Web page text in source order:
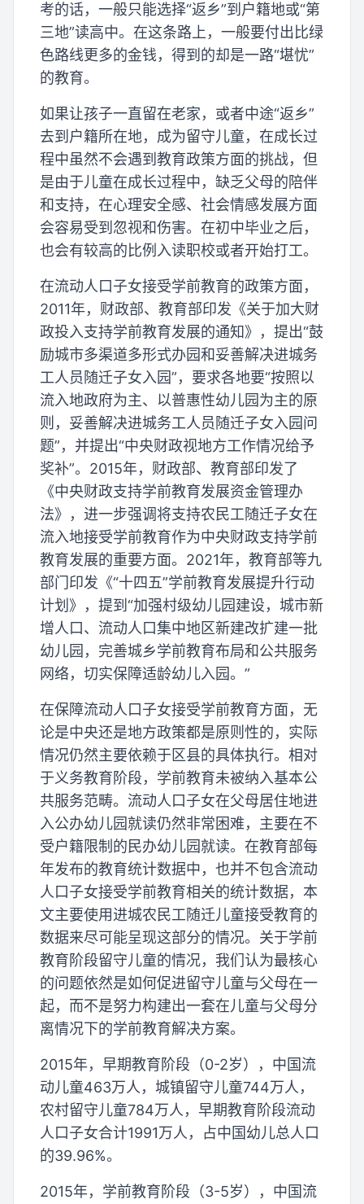
考的话，一般只能选择“返乡”到户籍地或“第
三地”读高中。在这条路上，一般要付出比绿
色路线更多的金钱，得到的却是一路“堪忧”
的教育。
如果让孩子一直留在老家，或者中途“返乡”
去到户籍所在地，成为留守儿童，在成长过
程中虽然不会遇到教育政策方面的挑战，但
是由于儿童在成长过程中，缺乏父母的陪伴
和支持，在心理安全感、社会情感发展方面
会容易受到忽视和伤害。在初中毕业之后，
也会有较高的比例入读职校或者开始打工。
在流动人口子女接受学前教育的政策方面，
2011年，财政部、教育部印发《关于加大财
政投入支持学前教育发展的通知》，提出“鼓
励城市多渠道多形式办园和妥善解决进城务
工人员随迁子女入园”，要求各地要“按照以
流入地政府为主、以普惠性幼儿园为主的原
则，妥善解决进城务工人员随迁子女入园问
题”，并提出“中央财政视地方工作情况给予
奖补”。2015年，财政部、教育部印发了
《中央财政支持学前教育发展资金管理办
法》，进一步强调将支持农民工随迁子女在
流入地接受学前教育作为中央财政支持学前
教育发展的重要方面。2021年，教育部等九
部门印发《“十四五”学前教育发展提升行动
计划》，提到“加强村级幼儿园建设，城市新
增人口、流动人口集中地区新建改扩建一批
幼儿园，完善城乡学前教育布局和公共服务
网络，切实保障适龄幼儿入园。”
在保障流动人口子女接受学前教育方面，无
论是中央还是地方政策都是原则性的，实际
情况仍然主要依赖于区县的具体执行。相对
于义务教育阶段，学前教育未被纳入基本公
共服务范畴。流动人口子女在父母居住地进
入公办幼儿园就读仍然非常困难，主要在不
受户籍限制的民办幼儿园就读。在教育部每
年发布的教育统计数据中，也并不包含流动
人口子女接受学前教育相关的统计数据，本
文主要使用进城农民工随迁儿童接受教育的
数据来尽可能呈现这部分的情况。关于学前
教育阶段留守儿童的情况，我们认为最核心
的问题依然是如何促进留守儿童与父母在一
起，而不是努力构建出一套在儿童与父母分
离情况下的学前教育解决方案。
2015年，早期教育阶段（0-2岁），中国流
动儿童463万人，城镇留守儿童744万人，
农村留守儿童784万人，早期教育阶段流动
人口子女合计1991万人，占中国幼儿总人口
的39.96%。
2015年，学前教育阶段（3-5岁），中国流